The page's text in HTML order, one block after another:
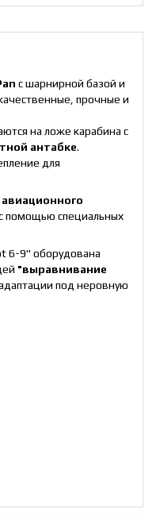
с шарнирной базой и
прочные и
на ложе карабина с
антабке.
для
с помощью специальных
6-9'' оборудована
"выравнивание
под неровную